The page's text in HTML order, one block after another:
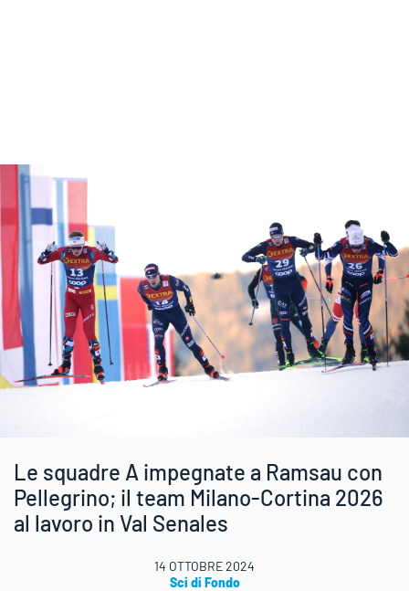
Le squadre A impegnate a Ramsau con
Pellegrino; il team Milano-Cortina 2026
al lavoro in Val Senales
14 OTTOBRE 2024
Sci di Fondo